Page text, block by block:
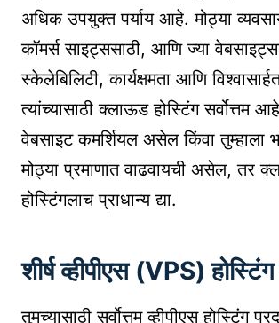
अधिक उपयुक्त पर्याय आहे. मोठ्या
कॉमर्स साइट्ससाठी, आणि ज्या
स्केलेबिलिटी, कार्यक्षमता आणि
त्यांच्यासाठी क्लाऊड होस्टिंग सर्वोत्तम
वेबसाइट कमर्शियल असेल किंवा तुम्हाला
मोठ्या प्रमाणात वाढवायची असेल, तर
होस्टिंगलाच प्राधान्य द्या.
शीर्ष व्हीपीएस (VPS)
तुमच्यासाठी सर्वोत्तम व्हीपीएस होस्टिंग